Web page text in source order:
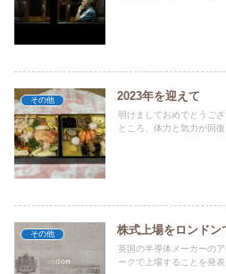
その他 2023年を迎えて
明けましておめでとうご
ところ、体力と気力が回
その他 株式上場をロンド
英国の半導体メーカーの
ークで上場することを発表